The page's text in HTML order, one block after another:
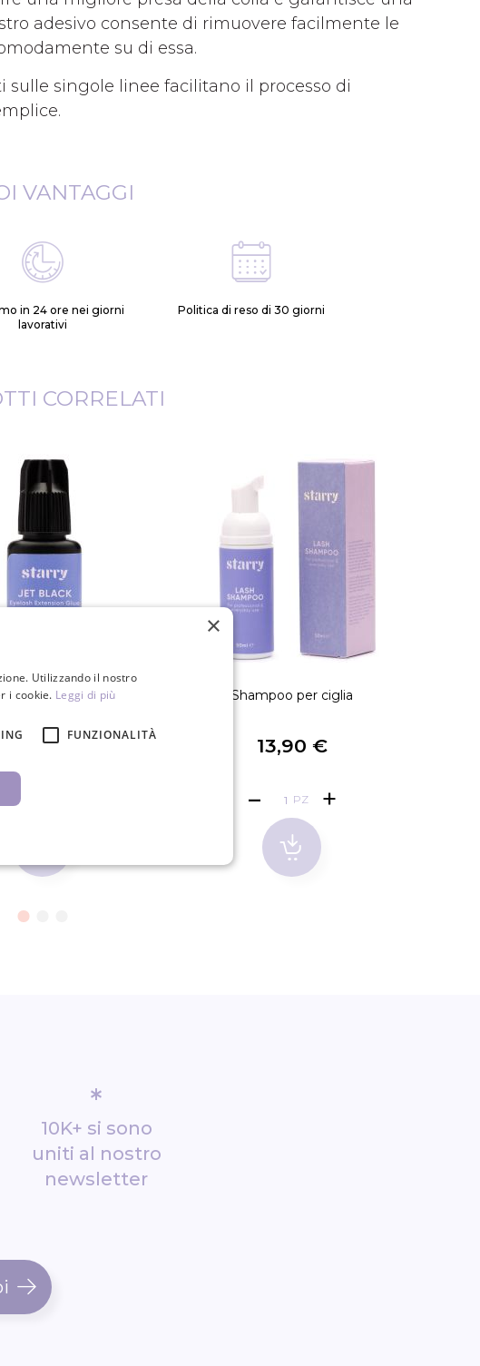
adesivo consente di rimuovere facilmente le
su di essa.
singole linee facilitano il processo di
VANTAGGI
in 24 ore nei giorni
lavorativi
Politica di reso di 30 giorni
CORRELATI
ciglia JET BLACK
21,50 €
Shampoo per ciglia
13,90 €
PZ
*
10K+ si sono
uniti al nostro
newsletter
×
Utilizzando il nostro
i cookie. Leggi di più
FUNZIONALITÀ